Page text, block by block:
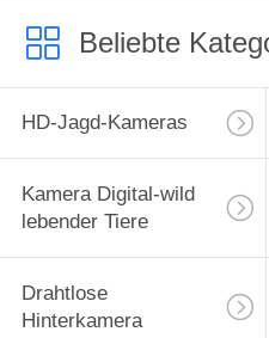
Beliebte
HD-Jagd-Kameras
Kamera Digital-wild
lebender Tiere
Drahtlose
Hinterkamera